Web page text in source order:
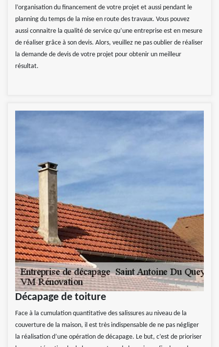
l’organisation du financement de votre projet et aussi pendant le
planning du temps de la mise en route des travaux. Vous pouvez
aussi connaitre la qualité de service qu’une entreprise est en mesure
de réaliser grâce à son devis. Alors, veuillez ne pas oublier de réaliser
la demande de devis de votre projet pour obtenir un meilleur
résultat.
Décapage de toiture
Face à la cumulation quantitative des salissures au niveau de la
couverture de la maison, il est très indispensable de ne pas négliger
la réalisation d’une opération de décapage. Le but, c’est de prioriser